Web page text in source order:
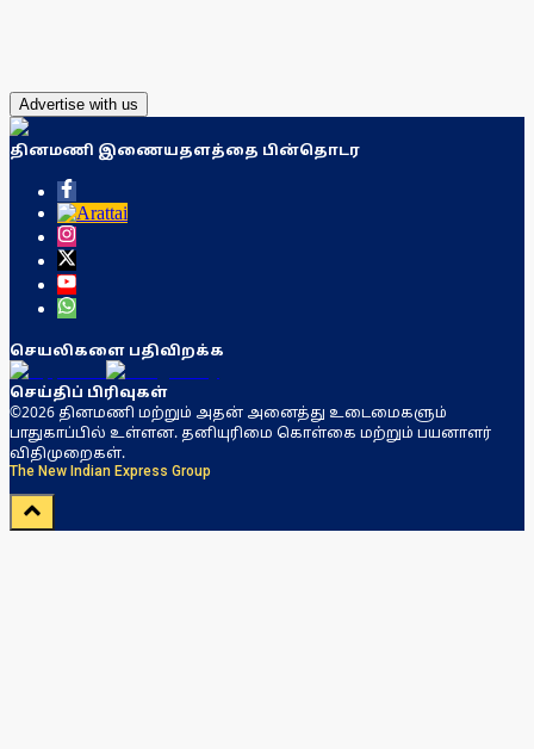
Advertise with us
தினமணி இணையதளத்தை பின்தொடர
செயலிகளை பதிவிறக்க
செய்திப் பிரிவுகள்
©2026 தினமணி மற்றும் அதன் அனைத்து உடைமைகளும்
பாதுகாப்பில் உள்ளன. தனியுரிமை கொள்கை மற்றும் பயனாளர்
விதிமுறைகள்.
The New Indian Express Group